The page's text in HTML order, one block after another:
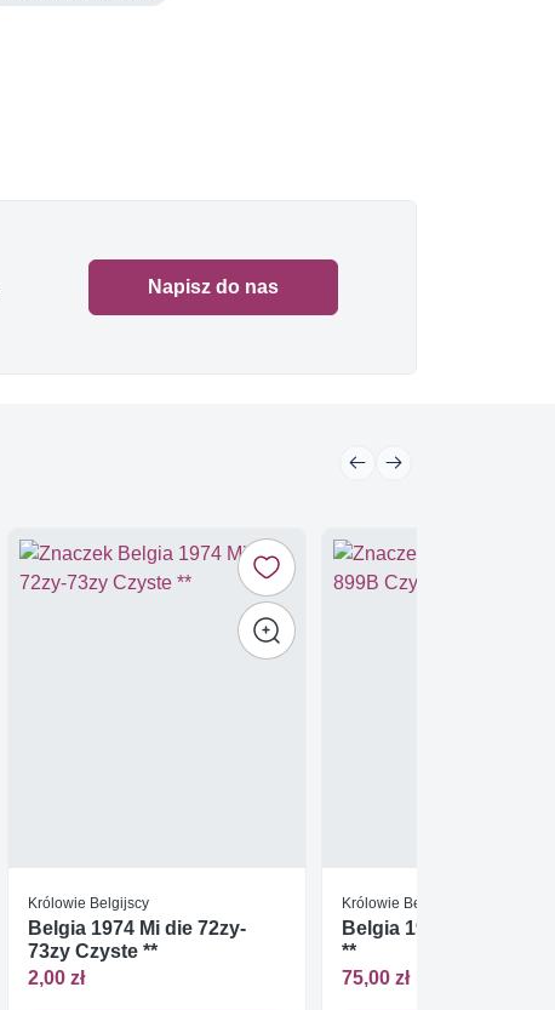
Napisz do nas
Królowie Belgijscy
Belgia 1974 Mi die 72zy-
73zy Czyste **
2,00 zł
Królowie Belgijscy
Belgia 1956 Mi 899B
**
75,00 zł